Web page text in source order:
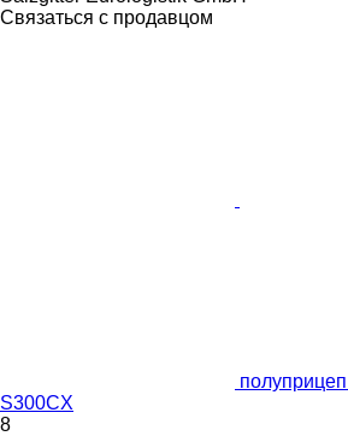
Связаться с продавцом
S300CX
8